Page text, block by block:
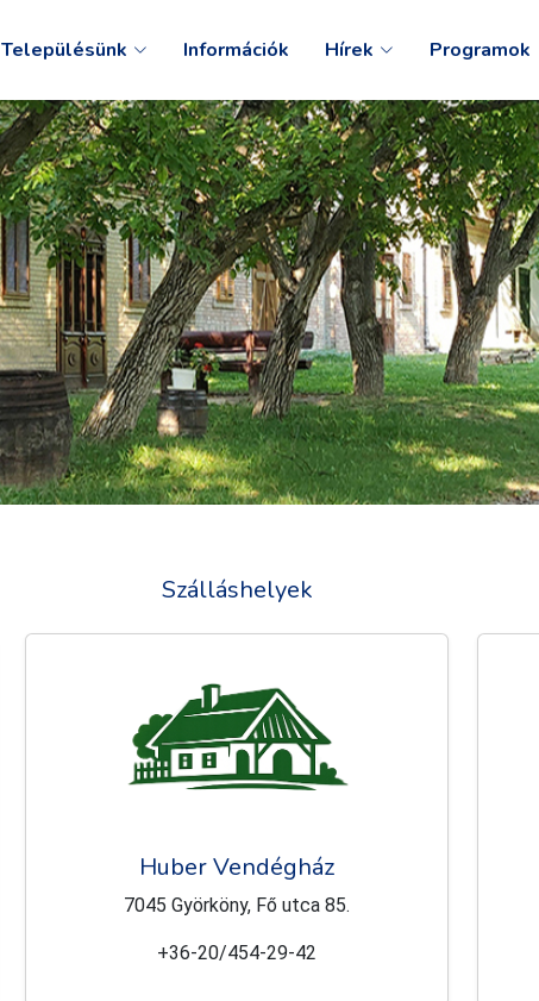
Településünk Információk Hírek Programok
Szálláshelyek
Huber Vendégház
7045 Györköny, Fő utca 85.
+36-20/454-29-42